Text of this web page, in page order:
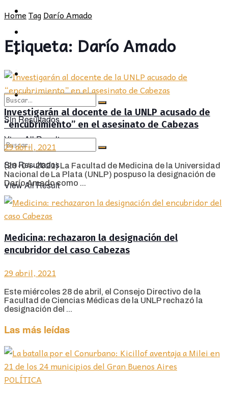
POLÍTICA
CULTURA
Sin Resultados
View All Result
PROVINCIA
SOCIEDAD
CULTURA
OPINIÓN
Sin Resultados
View All Result
HomeTagDarío Amado
Etiqueta: Darío Amado
Investigarán al docente de la UNLP acusado de
“encubrimiento” en el asesinato de Cabezas
29 abril, 2021
(29-04-2021) La Facultad de Medicina de la Universidad
Nacional de La Plata (UNLP) pospuso la designación de
Darío Amado como ...
Medicina: rechazaron la designación del
encubridor del caso Cabezas
29 abril, 2021
Este miércoles 28 de abril, el Consejo Directivo de la
Facultad de Ciencias Médicas de la UNLP rechazó la
designación del ...
Las más leídas
POLÍTICA